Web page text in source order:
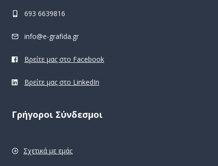
693 6639816
info@e-grafida.gr
Βρείτε μας στο Facebook
Βρείτε μας στο LinkedIn
Γρήγοροι Σύνδεσμοι
Σχετικά με εμάς